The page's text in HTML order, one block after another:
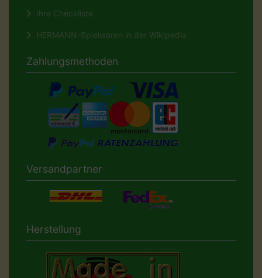
Ihre Checkliste
HERMANN-Spielwaren in der Wikipedia
Zahlungsmethoden
Versandpartner
Herstellung